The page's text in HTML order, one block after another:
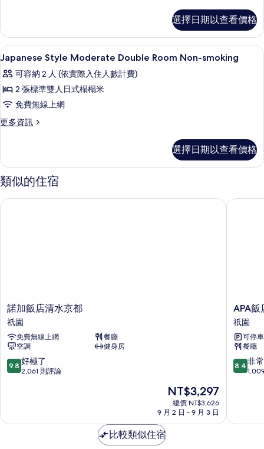
smoking
的
所
有
相
片
Premier
Twin
Room
Non-
smoking
的
情
選擇日期以查看價格
顯
示
Japanese
Style
Moderate
Double
smoking
的
有
高級寢具、客房內保險箱、書桌、遮
1
Japanese Style Moderate Double Room Non-smoking
可容納 2 人 (依實際入住人數計費)
2 張標準雙人日式榻榻米
免費無線上網
更多資訊
更
Moderate
Double
Room
smoking
選擇日期以查看價格
類似的住宿
諾
加
飯
店
清
水
京
諾加飯店清水京都
祇園
免費無線上網
餐廳
空調
健身房
9.8
分，
好
9.8 好極了
2,061 則評論
現
在
價
NT$3,297
總價 NT$3,626
9 月 2 日 - 9 月 3 日
諾加飯店清水京都
APA
飯
店
〈京
都
祇
園〉
APA飯
祇園
可停車
餐廳
8.4
分，
非
8.4 非
APA飯
比較類似住宿